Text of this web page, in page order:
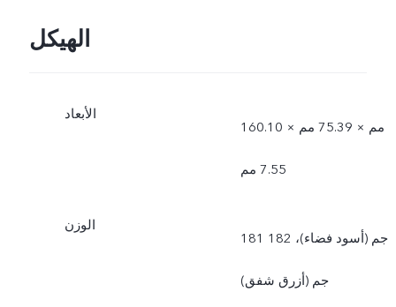
الهيكل
الأبعاد
160.10 مم × 75.39 مم ×
7.55 مم
الوزن
181 جم (أسود فضاء)، 182
جم (أزرق شفق)